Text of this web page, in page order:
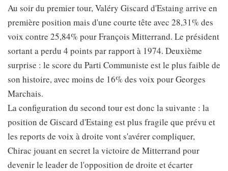
Au soir du premier tour, Valéry Giscard d'Estaing arrive en
première position mais d'une courte tête avec 28,31% des
voix contre 25,84% pour François Mitterrand. Le président
sortant a perdu 4 points par rapport à 1974. Deuxième
surprise : le score du Parti Communiste est le plus faible de
son histoire, avec moins de 16% des voix pour Georges
Marchais.
La configuration du second tour est donc la suivante : la
position de Giscard d'Estaing est plus fragile que prévu et
les reports de voix à droite vont s'avérer compliquer,
Chirac jouant en secret la victoire de Mitterrand pour
devenir le leader de l'opposition de droite et écarter